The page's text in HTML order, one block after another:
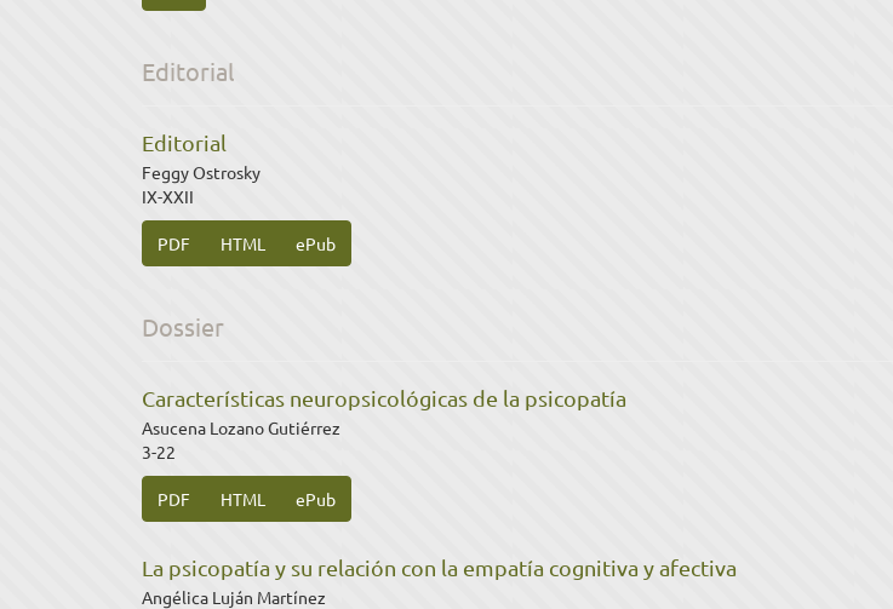
Editorial
Editorial
Feggy Ostrosky
IX-XXII
PDF HTML ePub
Dossier
Características neuropsicológicas de la psicopatía
Asucena Lozano Gutiérrez
3-22
PDF HTML ePub
La psicopatía y su relación con la empatía cognitiva y afectiva
Angélica Luján Martínez